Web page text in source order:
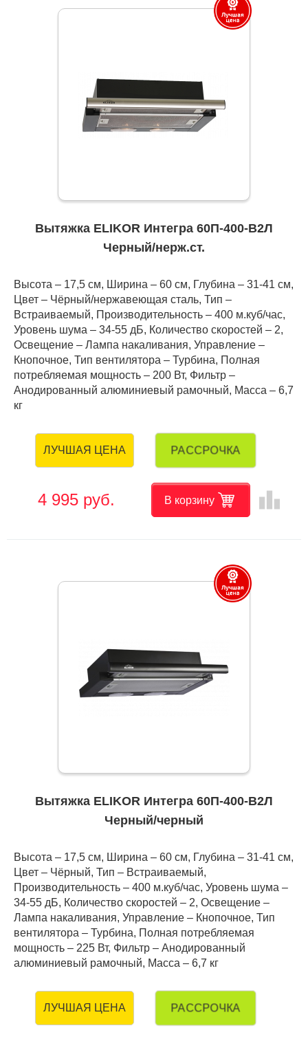
Вытяжка ELIKOR Интегра 60П-400-В2Л
Черный/нерж.ст.
Высота – 17,5 см, Ширина – 60 см, Глубина – 31-41 см,
Цвет – Чёрный/нержавеющая сталь, Тип –
Встраиваемый, Производительность – 400 м.куб/час,
Уровень шума – 34-55 дБ, Количество скоростей – 2,
Освещение – Лампа накаливания, Управление –
Кнопочное, Тип вентилятора – Турбина, Полная
потребляемая мощность – 200 Вт, Фильтр –
Анодированный алюминиевый рамочный, Масса – 6,7
кг
ЛУЧШАЯ ЦЕНА РАССРОЧКА
4 995 руб. В корзину leaderboard
Вытяжка ELIKOR Интегра 60П-400-В2Л
Черный/черный
Высота – 17,5 см, Ширина – 60 см, Глубина – 31-41 см,
Цвет – Чёрный, Тип – Встраиваемый,
Производительность – 400 м.куб/час, Уровень шума –
34-55 дБ, Количество скоростей – 2, Освещение –
Лампа накаливания, Управление – Кнопочное, Тип
вентилятора – Турбина, Полная потребляемая
мощность – 225 Вт, Фильтр – Анодированный
алюминиевый рамочный, Масса – 6,7 кг
ЛУЧШАЯ ЦЕНА РАССРОЧКА